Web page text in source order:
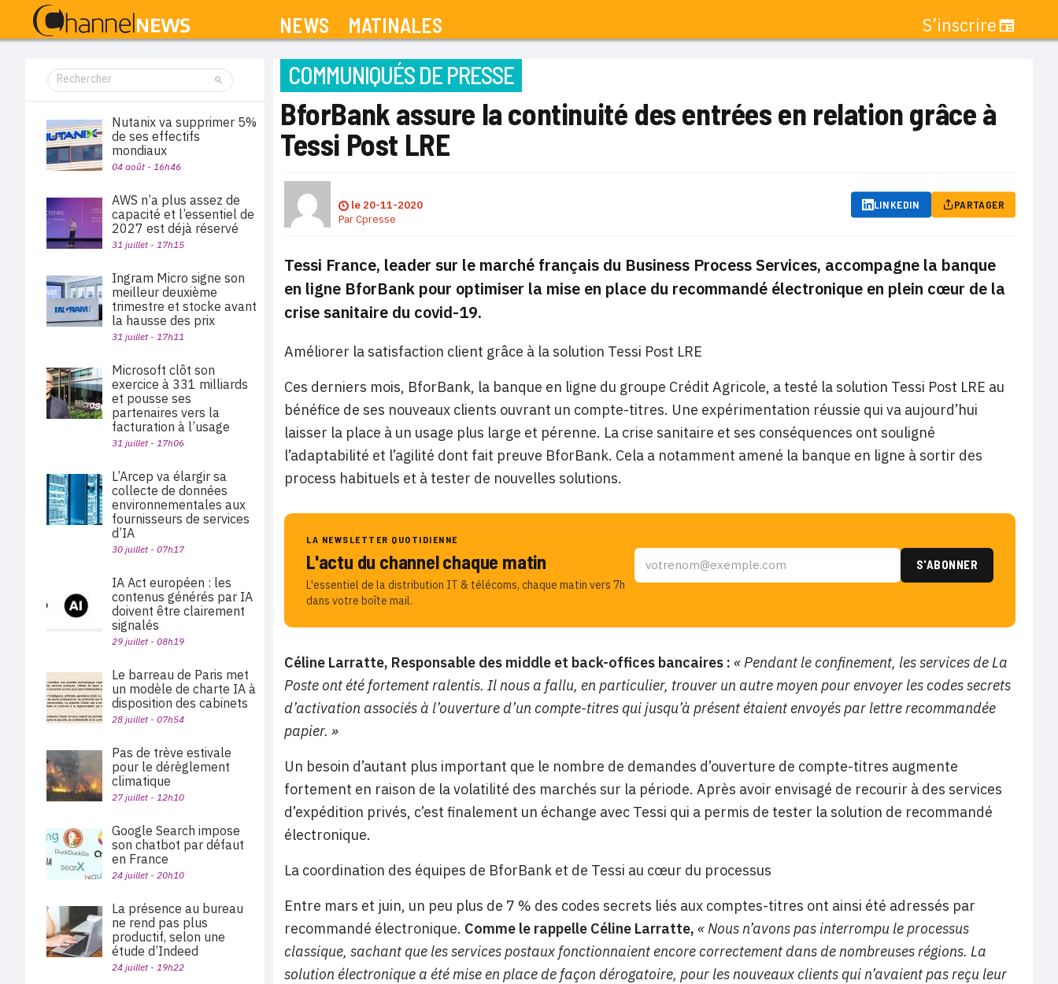
NEWS MATINALES S’inscrire
COMMUNIQUÉS DE PRESSE
BforBank assure la continuité des entrées en relation grâce à
Tessi Post LRE
le 20-11-2020
ParCpresse
LINKEDIN PARTAGER
Tessi France, leader sur le marché français du Business Process Services, accompagne la banque
en ligne BforBank pour optimiser la mise en place du recommandé électronique en plein cœur de la
crise sanitaire du covid-19.
Améliorer la satisfaction client grâce à la solution Tessi Post LRE
Ces derniers mois, BforBank, la banque en ligne du groupe Crédit Agricole, a testé la solution Tessi Post LRE au
bénéfice de ses nouveaux clients ouvrant un compte-titres. Une expérimentation réussie qui va aujourd’hui
laisser la place à un usage plus large et pérenne. La crise sanitaire et ses conséquences ont souligné
l’adaptabilité et l’agilité dont fait preuve BforBank. Cela a notamment amené la banque en ligne à sortir des
process habituels et à tester de nouvelles solutions.
LA NEWSLETTER QUOTIDIENNE
L'actu du channel chaque matin
L'essentiel de la distribution IT & télécoms, chaque matin vers 7h
dans votre boîte mail.
Céline Larratte, Responsable des middle et back-offices bancaires : « Pendant le confinement, les services de La
Poste ont été fortement ralentis. Il nous a fallu, en particulier, trouver un autre moyen pour envoyer les codes secrets
d’activation associés à l’ouverture d’un compte-titres qui jusqu’à présent étaient envoyés par lettre recommandée
papier. »
Un besoin d’autant plus important que le nombre de demandes d’ouverture de compte-titres augmente
fortement en raison de la volatilité des marchés sur la période. Après avoir envisagé de recourir à des services
d’expédition privés, c’est finalement un échange avec Tessi qui a permis de tester la solution de recommandé
électronique.
La coordination des équipes de BforBank et de Tessi au cœur du processus
Entre mars et juin, un peu plus de 7 % des codes secrets liés aux comptes-titres ont ainsi été adressés par
recommandé électronique. Comme le rappelle Céline Larratte, « Nous n’avons pas interrompu le processus
classique, sachant que les services postaux fonctionnaient encore correctement dans de nombreuses régions. La
solution électronique a été mise en place de façon dérogatoire, pour les nouveaux clients qui n’avaient pas reçu leur
Nutanix va supprimer 5%
de ses effectifs
mondiaux
04 août - 16h46
AWS n’a plus assez de
capacité et l’essentiel de
2027 est déjà réservé
31 juillet - 17h15
Ingram Micro signe son
meilleur deuxième
trimestre et stocke avant
la hausse des prix
31 juillet - 17h11
Microsoft clôt son
exercice à 331 milliards
et pousse ses
partenaires vers la
facturation à l’usage
31 juillet - 17h06
L’Arcep va élargir sa
collecte de données
environnementales aux
fournisseurs de services
d’IA
30 juillet - 07h17
IA Act européen : les
contenus générés par IA
doivent être clairement
signalés
29 juillet - 08h19
Le barreau de Paris met
un modèle de charte IA à
disposition des cabinets
28 juillet - 07h54
Pas de trève estivale
pour le dérèglement
climatique
27 juillet - 12h10
Google Search impose
son chatbot par défaut
en France
24 juillet - 20h10
La présence au bureau
ne rend pas plus
productif, selon une
étude d’Indeed
24 juillet - 19h22